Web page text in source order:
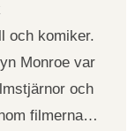
och komiker.
Monroe var
och
filmerna…